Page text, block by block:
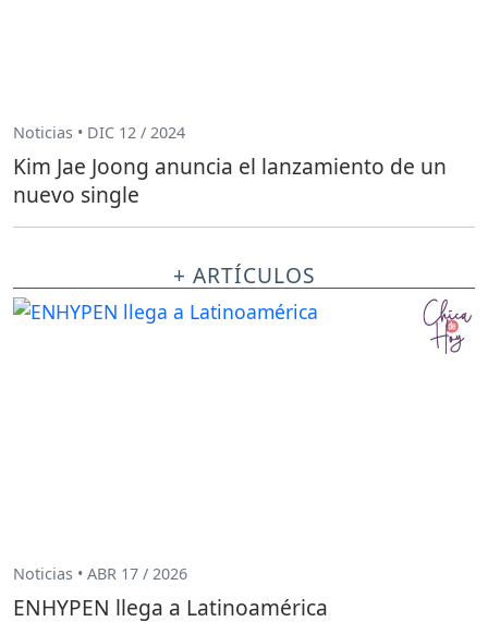
Noticias • DIC 12 / 2024
Kim Jae Joong anuncia el lanzamiento de un
nuevo single
+ ARTÍCULOS
Noticias • ABR 17 / 2026
ENHYPEN llega a Latinoamérica